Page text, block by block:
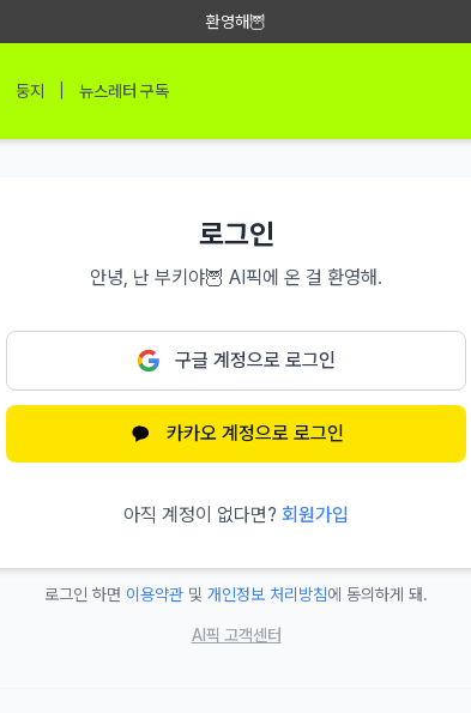
환영해🦉
둥지 뉴스레터 구독
로그인
안녕, 난 부키야🦉 AI픽에 온 걸 환영해.
구글 계정으로 로그인
카카오 계정으로 로그인
아직 계정이 없다면? 회원가입
로그인 하면 이용약관 및 개인정보 처리방침에 동의하게 돼.
AI픽 고객센터